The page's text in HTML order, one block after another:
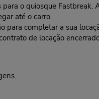
o quiosque Fastbreak.
até o carro.
para completar a sua
de locação